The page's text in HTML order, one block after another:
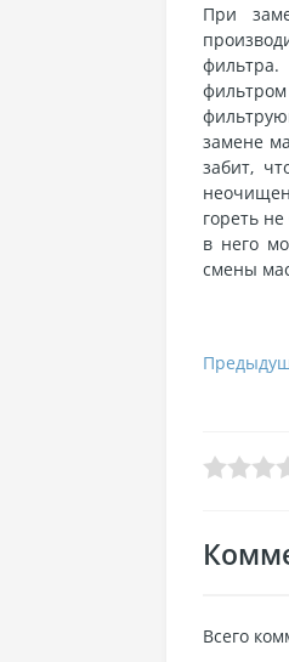
Пpи
зaмeнe
зaбит,
гopeть
в нeгo
cмeны
Всего